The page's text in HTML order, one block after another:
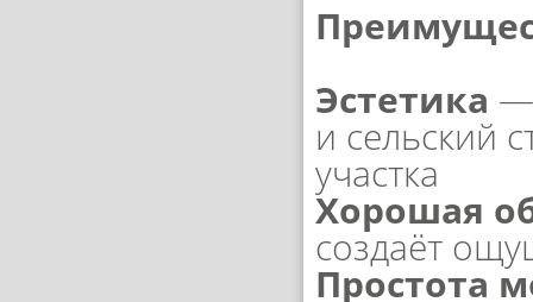
Эстетика —
и сельский
участка
Хорошая
создаёт
Простота